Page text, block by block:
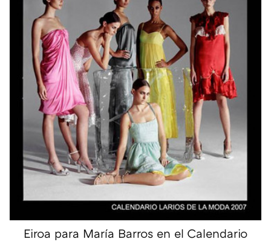
Eiroa para María Barros en el Calendario